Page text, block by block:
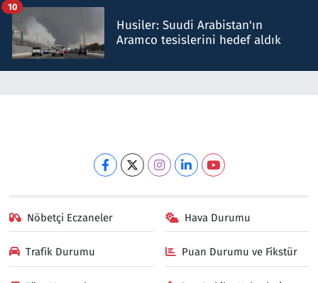
Husiler: Suudi Arabistan'ın
Aramco tesislerini hedef aldık
10
Nöbetçi Eczaneler Hava Durumu
Trafik Durumu Puan Durumu ve Fikstür